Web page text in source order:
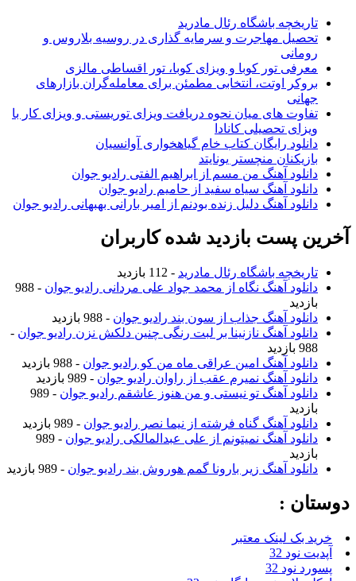
تاریخچه باشگاه رئال مادرید
تحصیل مهاجرت و سرمایه گذاری در روسیه بلاروس و
رومانی
معرفی تور کوبا و ویزای کوبا، تور اقساطی مالزی
بروکر اوتت، انتخابی مطمئن برای معامله‌گران بازارهای
جهانی
تفاوت های میان نحوه دریافت ویزای توریستی و ویزای کار با
ویزای تحصیلی کانادا
دانلود رایگان کتاب خام گیاهخواری آوانسیان
بازیکنان منچستر یونایتد
دانلود آهنگ من مسم از ابراهیم الفتی رادیو جوان
دانلود آهنگ سیاه سفید از حامیم رادیو جوان
دانلود آهنگ دلیل زنده بودنم از امیر بارانی بهبهانی رادیو جوان
آخرین پست بازدید شده کاربران
تاریخچه باشگاه رئال مادرید - 112 بازدید
دانلود آهنگ نگاه از محمد جواد علی مردانی رادیو جوان
- 988
بازدید
دانلود آهنگ جذاب از سون بند رادیو جوان - 988 بازدید
دانلود آهنگ نازنینا بر لبت رنگی چنین دلکش نزن رادیو جوان -
988 بازدید
دانلود آهنگ امین عراقی ماه من کو رادیو جوان - 988 بازدید
دانلود آهنگ نمیرم عقب از راوان رادیو جوان - 989 بازدید
دانلود آهنگ تو نیستی و من هنوز عاشقم رادیو جوان
- 989
بازدید
دانلود آهنگ گناه فرشته از نیما نصر رادیو جوان - 989 بازدید
دانلود آهنگ نمیتونم از علی عبدالمالکی رادیو جوان
- 989
بازدید
دانلود آهنگ زیر بارونا گمم هوروش بند رادیو جوان - 989 بازدید
دوستان :
خرید بک لینک معتبر
آپدیت نود 32
پسورد نود 32